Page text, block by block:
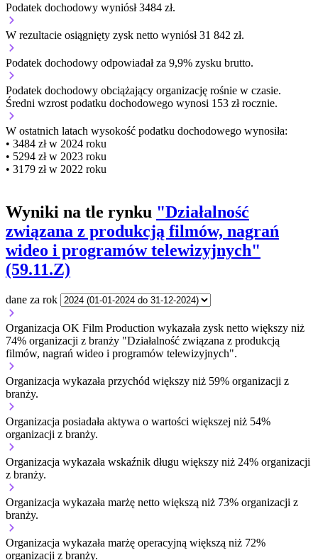
Podatek dochodowy wyniósł 3484 zł.
W rezultacie osiągnięty zysk netto wyniósł 31 842 zł.
Podatek dochodowy odpowiadał za 9,9% zysku brutto.
Podatek dochodowy obciążający organizację rośnie w czasie.
Średni wzrost podatku dochodowego wynosi 153 zł rocznie.
W ostatnich latach wysokość podatku dochodowego wynosiła:
• 3484 zł w 2024 roku
• 5294 zł w 2023 roku
• 3179 zł w 2022 roku
Wyniki na tle rynku "Działalność
związana z produkcją filmów, nagrań
wideo i programów telewizyjnych"
(59.11.Z)
dane za rok
Organizacja OK Film Production wykazała zysk netto większy niż
74% organizacji z branży "Działalność związana z produkcją
filmów, nagrań wideo i programów telewizyjnych".
Organizacja wykazała przychód większy niż 59% organizacji z
branży.
Organizacja posiadała aktywa o wartości większej niż 54%
organizacji z branży.
Organizacja wykazała wskaźnik długu większy niż 24% organizacji
z branży.
Organizacja wykazała marżę netto większą niż 73% organizacji z
branży.
Organizacja wykazała marżę operacyjną większą niż 72%
organizacji z branży.